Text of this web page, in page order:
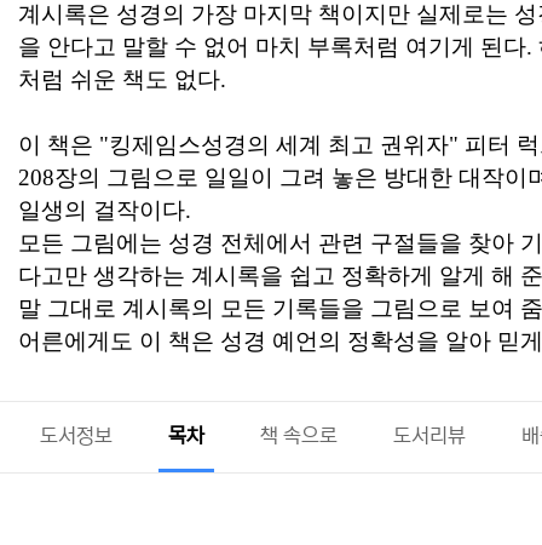
계시록은 성경의 가장 마지막 책이지만 실제로는
을 안다고 말할 수 없어 마치 부록처럼 여기게 된
처럼 쉬운 책도 없다.
이 책은 "킹제임스성경의 세계 최고 권위자" 피터
208장의 그림으로 일일이 그려 놓은 방대한 대작
일생의 걸작이다.
모든 그림에는 성경 전체에서 관련 구절들을 찾아
다고만 생각하는 계시록을 쉽고 정확하게 알게 해
말 그대로 계시록의 모든 기록들을 그림으로 보여
어른에게도 이 책은 성경 예언의 정확성을 알아 믿
도서정보 목차 책 속으로 도서리뷰